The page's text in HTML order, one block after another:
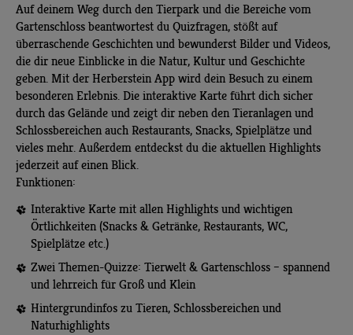
Auf deinem Weg durch den Tierpark und die Bereiche vom
Gartenschloss beantwortest du Quizfragen, stößt auf
überraschende Geschichten und bewunderst Bilder und Videos,
die dir neue Einblicke in die Natur, Kultur und Geschichte
geben. Mit der Herberstein App wird dein Besuch zu einem
besonderen Erlebnis. Die interaktive Karte führt dich sicher
durch das Gelände und zeigt dir neben den Tieranlagen und
Schlossbereichen auch Restaurants, Snacks, Spielplätze und
vieles mehr. Außerdem entdeckst du die aktuellen Highlights
jederzeit auf einen Blick.
Funktionen:
Interaktive Karte mit allen Highlights und wichtigen
Örtlichkeiten (Snacks & Getränke, Restaurants, WC,
Spielplätze etc.)
Zwei Themen-Quizze: Tierwelt & Gartenschloss – spannend
und lehrreich für Groß und Klein
Hintergrundinfos zu Tieren, Schlossbereichen und
Naturhighlights